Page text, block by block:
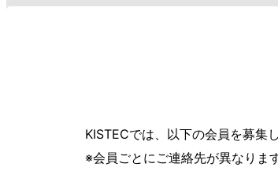
KISTECでは、以下の会員を募集し
※会員ごとにご連絡先が異なりま